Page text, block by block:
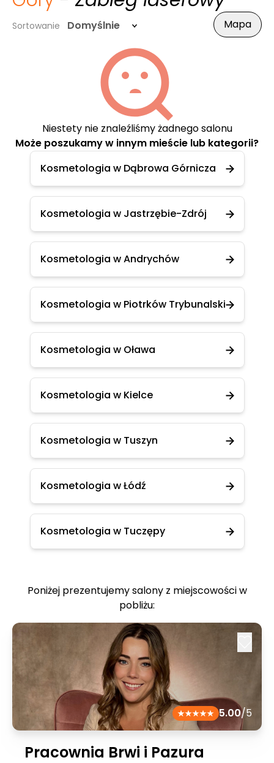
Sortowanie Domyślnie Mapa
Niestety nie znaleźliśmy żadnego salonu
Może poszukamy w innym mieście lub kategorii?
Kosmetologia w Dąbrowa Górnicza
Kosmetologia w Jastrzębie-Zdrój
Kosmetologia w Andrychów
Kosmetologia w Piotrków Trybunalski
Kosmetologia w Oława
Kosmetologia w Kielce
Kosmetologia w Tuszyn
Kosmetologia w Łódź
Kosmetologia w Tuczępy
Poniżej prezentujemy salony z miejscowości w
pobliżu:
5.00/5
Pracownia Brwi i Pazura